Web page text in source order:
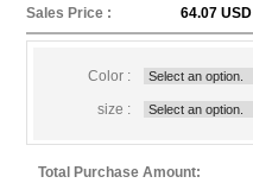
Sales Price : 64.07 USD
Color :
size :
Total Purchase Amount: